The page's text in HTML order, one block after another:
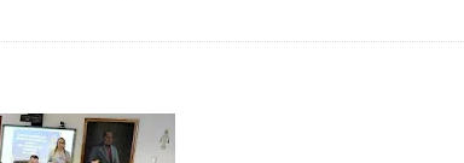
Matecaña fortalece su conectividad con una nueva
pùblico en Bogotà